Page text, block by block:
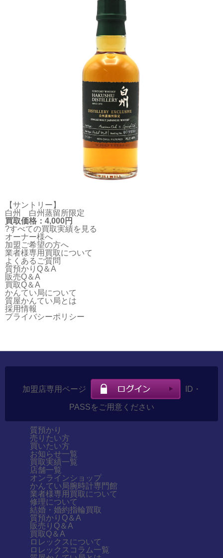
【サントリー】
白州 白州蒸留所限定
買取価格：4,000円
?すべての買取実績を見る
オーナー様へ
加盟ご希望の方へ
業者様専用買取について
よくあるご質問
質預かりQ＆A
販売Q＆A
買取Q＆A
かんてい局について
質屋かんてい局とは
採用情報
プライバシーポリシー
加盟店専用ページ ID・
PASSをご用意ください
質預かり
売りたい方
買いたい方
お知らせ一覧
買取実績一覧
店舗一覧
オンラインショップ
かんてい局腕時計専門館
業者様専用買取について
修理について
結婚・婚約指輪買取
質預かりQ＆A
販売りQ＆A
買取Q＆A
ロレックスについて
ロレックスコラム一覧